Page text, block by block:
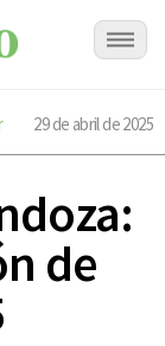
29 de abril de 2025
de